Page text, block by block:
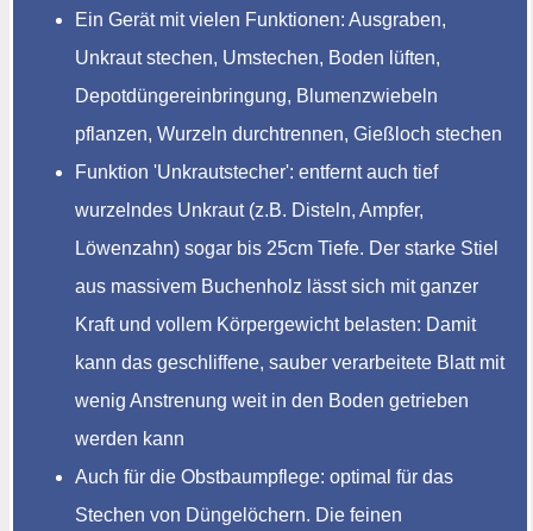
Ein Gerät mit vielen Funktionen: Ausgraben,
Unkraut stechen, Umstechen, Boden lüften,
Depotdüngereinbringung, Blumenzwiebeln
pflanzen, Wurzeln durchtrennen, Gießloch stechen
Funktion 'Unkrautstecher': entfernt auch tief
wurzelndes Unkraut (z.B. Disteln, Ampfer,
Löwenzahn) sogar bis 25cm Tiefe. Der starke Stiel
aus massivem Buchenholz lässt sich mit ganzer
Kraft und vollem Körpergewicht belasten: Damit
kann das geschliffene, sauber verarbeitete Blatt mit
wenig Anstrenung weit in den Boden getrieben
werden kann
Auch für die Obstbaumpflege: optimal für das
Stechen von Düngelöchern. Die feinen